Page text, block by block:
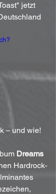
jetzt
– und wie!
Dreams
Hardrock-